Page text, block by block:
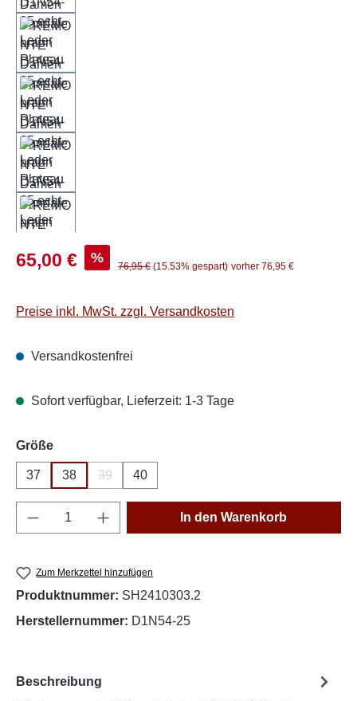
Verkaufspreis:
65,00 € % Regulärer Preis:
76,95 € (15.53% gespart) vorher 76,95 €
Preise inkl. MwSt. zzgl. Versandkosten
Versandkostenfrei
Sofort verfügbar, Lieferzeit: 1-3 Tage
Größeauswählen
37 38 39 40
Produkt Anzahl: Gib den gewünschten
In den Warenkorb
Zum Merkzettel hinzufügen
Produktnummer: SH2410303.2
Herstellernummer: D1N54-25
Beschreibung